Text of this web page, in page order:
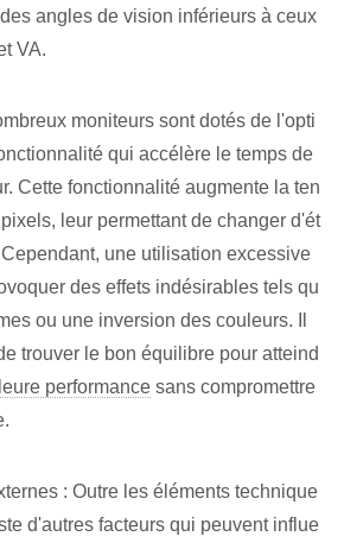
angles de vision inférieurs à ceux
VA.
moniteurs sont dotés de l'opti
qui accélère le temps de
Cette fonctionnalité augmente la ten
leur permettant de changer d'ét
une utilisation excessive
des effets indésirables tels qu
ou une inversion des couleurs. Il
trouver le bon équilibre pour atteind
performance sans compromettre
: Outre les éléments technique
d'autres facteurs qui peuvent influe